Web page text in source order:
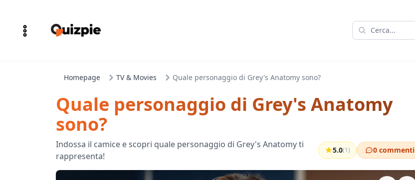
Homepage TV & Movies Quale personaggio di Grey's Anatomy sono?
Quale personaggio di Grey's Anatomy
sono?
Indossa il camice e scopri quale personaggio di Grey's Anatomy ti
rappresenta!
5.0(1) 0 commenti